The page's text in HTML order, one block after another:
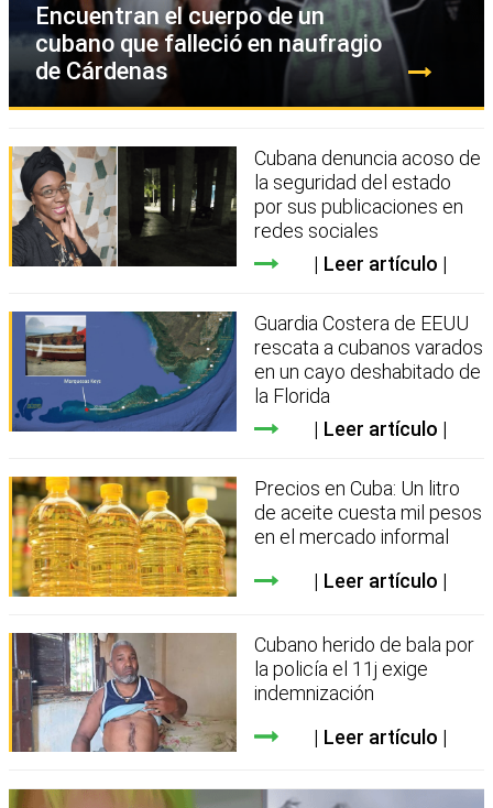
Encuentran el cuerpo de un
cubano que falleció en naufragio
de Cárdenas
Cubana denuncia acoso de
la seguridad del estado
por sus publicaciones en
redes sociales
Leer artículo
Guardia Costera de EEUU
rescata a cubanos varados
en un cayo deshabitado de
la Florida
Leer artículo
Precios en Cuba: Un litro
de aceite cuesta mil pesos
en el mercado informal
Leer artículo
Cubano herido de bala por
la policía el 11j exige
indemnización
Leer artículo